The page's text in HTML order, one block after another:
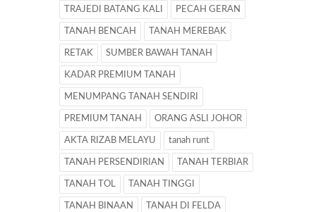
TRAJEDI BATANG KALI PECAH GERAN
TANAH BENCAH TANAH MEREBAK
RETAK SUMBER BAWAH TANAH
KADAR PREMIUM TANAH
MENUMPANG TANAH SENDIRI
PREMIUM TANAH ORANG ASLI JOHOR
AKTA RIZAB MELAYU tanah runt
TANAH PERSENDIRIAN TANAH TERBIAR
TANAH TOL TANAH TINGGI
TANAH BINAAN TANAH DI FELDA